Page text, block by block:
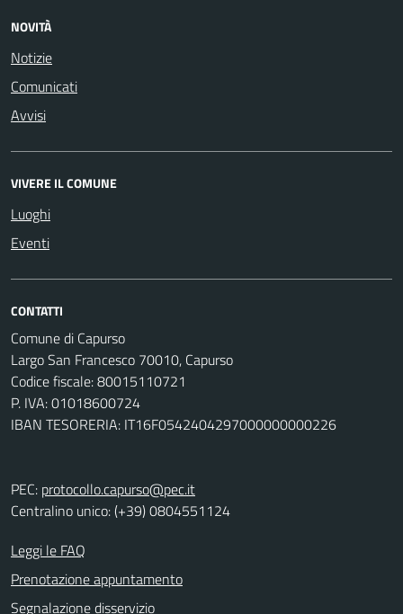
NOVITÀ
Notizie
Comunicati
Avvisi
VIVERE IL COMUNE
Luoghi
Eventi
CONTATTI
Comune di Capurso
Largo San Francesco 70010, Capurso
Codice fiscale: 80015110721
P. IVA: 01018600724
IBAN TESORERIA: IT16F0542404297000000000226
PEC: protocollo.capurso@pec.it
Centralino unico: (+39) 0804551124
Leggi le FAQ
Prenotazione appuntamento
Segnalazione disservizio